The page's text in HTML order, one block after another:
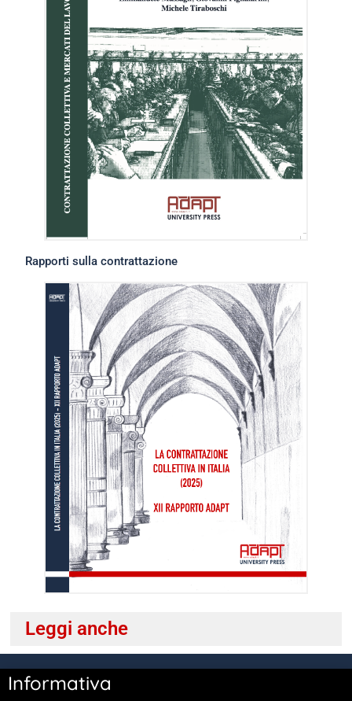
Rapporti sulla contrattazione
Leggi anche
Informativa